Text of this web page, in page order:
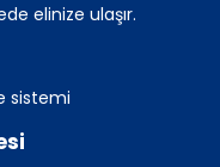
elinize ulaşır.
sistemi